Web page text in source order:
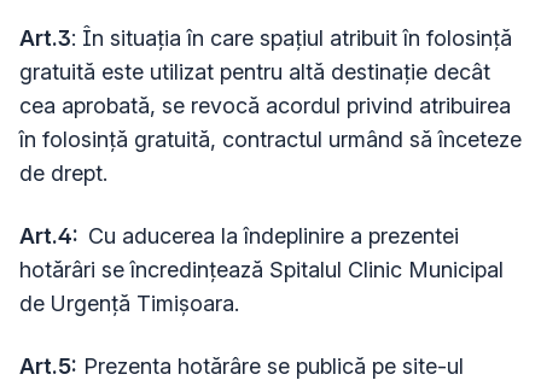
Art.3: În situația în care spațiul atribuit în folosință
gratuită este utilizat pentru altă destinație decât
cea aprobată, se revocă acordul privind atribuirea
în folosință gratuită, contractul urmând să înceteze
de drept.
Art.4: Cu aducerea la îndeplinire a prezentei
hotărâri se încredinţează Spitalul Clinic Municipal
de Urgenţă Timişoara.
Art.5: Prezenta hotărâre se publică pe site-ul